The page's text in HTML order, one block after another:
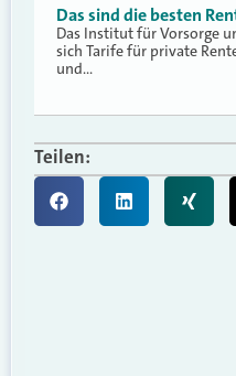
Das sind die besten
Das Institut für Vorsorge
sich Tarife für private
und…
Teilen: